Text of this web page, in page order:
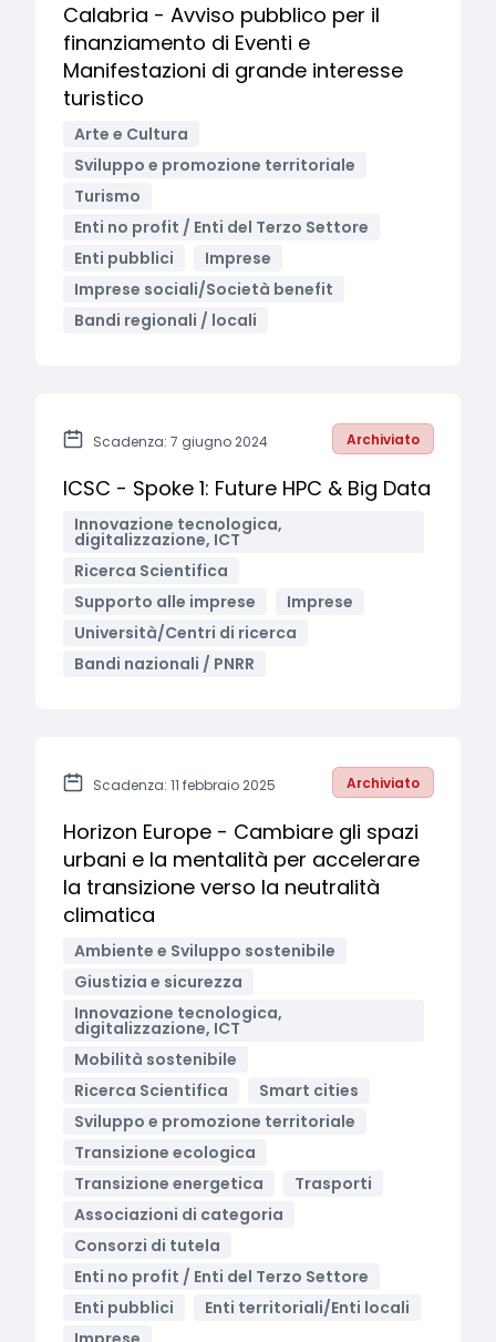
Calabria - Avviso pubblico per il
finanziamento di Eventi e
Manifestazioni di grande interesse
turistico
Arte e Cultura
Sviluppo e promozione territoriale
Turismo
Enti no profit / Enti del Terzo Settore
Enti pubblici
Imprese
Imprese sociali/Società benefit
Bandi regionali / locali
Scadenza: 7 giugno 2024 Archiviato
ICSC - Spoke 1: Future HPC & Big Data
Innovazione tecnologica,
digitalizzazione, ICT
Ricerca Scientifica
Supporto alle imprese
Imprese
Università/Centri di ricerca
Bandi nazionali / PNRR
Scadenza: 11 febbraio 2025 Archiviato
Horizon Europe - Cambiare gli spazi
urbani e la mentalità per accelerare
la transizione verso la neutralità
climatica
Ambiente e Sviluppo sostenibile
Giustizia e sicurezza
Innovazione tecnologica,
digitalizzazione, ICT
Mobilità sostenibile
Ricerca Scientifica
Smart cities
Sviluppo e promozione territoriale
Transizione ecologica
Transizione energetica
Trasporti
Associazioni di categoria
Consorzi di tutela
Enti no profit / Enti del Terzo Settore
Enti pubblici
Enti territoriali/Enti locali